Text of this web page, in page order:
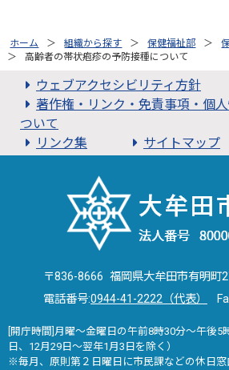
ホーム 組織から探す 保健福祉部
高齢者の帯状疱疹の予防接種について
ウェブアクセシビリティ方針
著作権・リンク・免責事項・個
ついて
リンク集
サイトマップ
〒836-8666 福岡県大牟田市有明町
電話番号:0944-41-2222（代表）
[開庁時間]月曜～金曜日の午前8時30分～午後5
日、12月29日～翌年1月3日を除く）
※毎月、原則第２日曜日に市民課などの休日